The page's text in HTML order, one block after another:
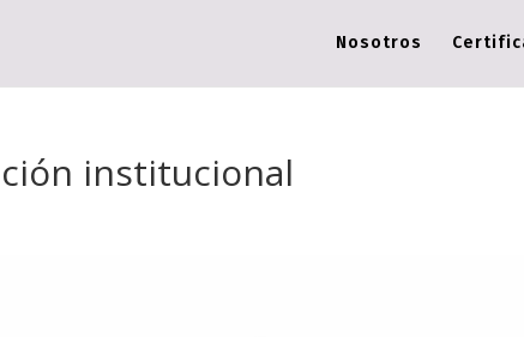
Nosotros
institucional